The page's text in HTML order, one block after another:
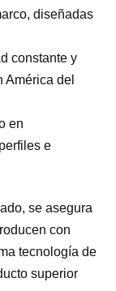
diseñadas
constante y
América del
en
e
se asegura
con
tecnología de
superior